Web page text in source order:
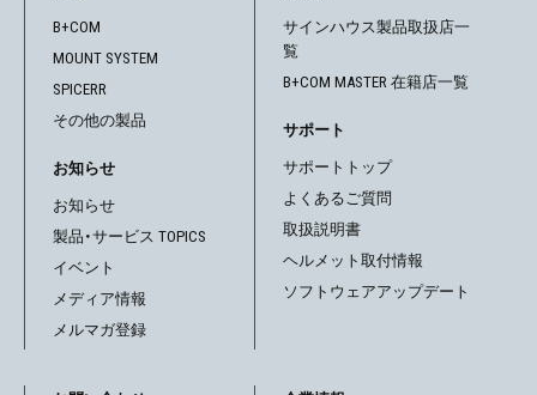
ョ
ン
B+COM
MOUNT SYSTEM
SPICERR
その他の製品
お知らせ
お知らせ
製品・サービス TOPICS
イベント
メディア情報
メルマガ登録
サインハウス製品取扱店一
覧
B+COM MASTER 在籍店一覧
サポート
サポートトップ
よくあるご質問
取扱説明書
ヘルメット取付情報
ソフトウェアアップデート